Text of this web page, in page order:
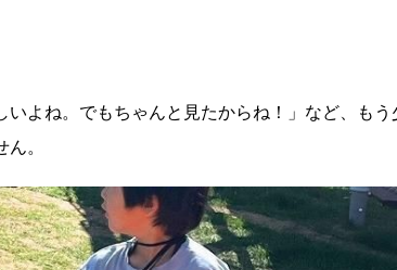
よね。でもちゃんと見たからね！」など、もう
。